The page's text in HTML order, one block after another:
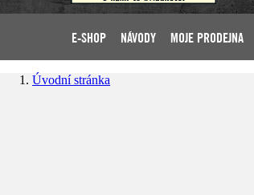
E-SHOP NÁVODY MOJE PRODEJNA
Úvodní stránka